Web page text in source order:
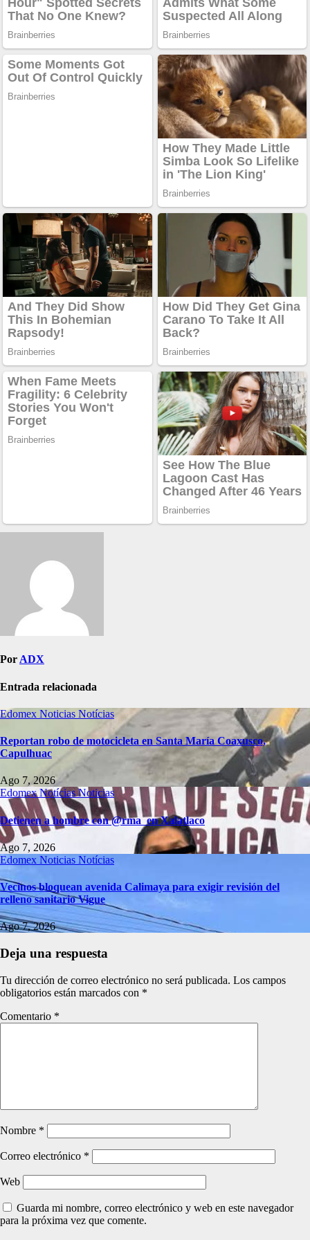
Por ADX
Entrada relacionada
Edomex Noticias Notícias
Reportan robo de motocicleta en Santa María Coaxusco,
Capulhuac
Ago 7, 2026
EdomexNotíciasNoticias
Detienen a hombre con @rma en Xalatlaco
Ago 7, 2026
Edomex Noticias Notícias
Vecinos bloquean avenida Calimaya para exigir revisión del
relleno sanitario Vigue
Ago 7, 2026
Deja una respuesta
Tu dirección de correo electrónico no será publicada. Los campos
obligatorios están marcados con *
Comentario *
Nombre *
Correo electrónico *
Web
Guarda mi nombre, correo electrónico y web en este navegador
para la próxima vez que comente.